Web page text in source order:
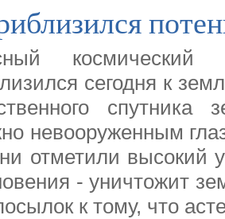
космический
сегодня к
невооруженным
отметили высокий
- уничтожит
к тому, что